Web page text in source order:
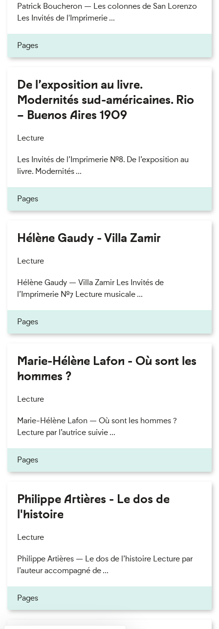
Patrick Boucheron — Les colonnes de San Lorenzo
Les Invités de l'Imprimerie ...
Pages
De l’exposition au livre.
Modernités sud-américaines. Rio
– Buenos Aires 1909
Lecture
Les Invités de l’Imprimerie n°8. De l’exposition au
livre. Modernités ...
Pages
Hélène Gaudy - Villa Zamir
Lecture
Hélène Gaudy — Villa Zamir Les Invités de
l’Imprimerie n°7 Lecture musicale ...
Pages
Marie-Hélène Lafon - Où sont les
hommes ?
Lecture
Marie-Hélène Lafon — Où sont les hommes ?
Lecture par l’autrice suivie ...
Pages
Philippe Artières - Le dos de
l'histoire
Lecture
Philippe Artières — Le dos de l’histoire Lecture par
l’auteur accompagné de ...
Pages